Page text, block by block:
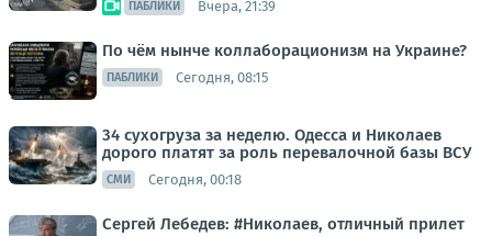
ПАБЛИКИ Вчера, 21:39
По чём нынче коллаборационизм на Украине?
ПАБЛИКИ Сегодня, 08:15
34 сухогруза за неделю. Одесса и Николаев
дорого платят за роль перевалочной базы ВСУ
СМИ Сегодня, 00:18
Сергей Лебедев: #Николаев, отличный прилет